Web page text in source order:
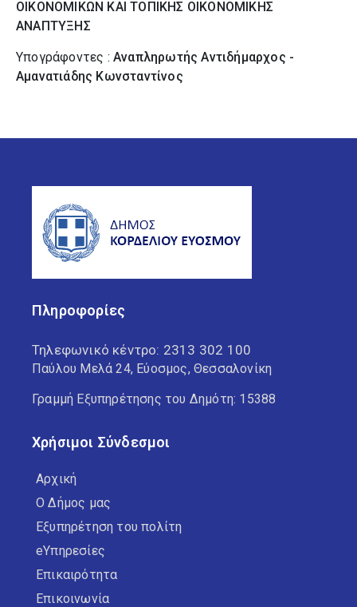
ΟΙΚΟΝΟΜΙΚΩΝ ΚΑΙ ΤΟΠΙΚΗΣ ΟΙΚΟΝΟΜΙΚΗΣ
ΑΝΑΠΤΥΞΗΣ
Υπογράφοντες : Αναπληρωτής Αντιδήμαρχος -
Αμανατιάδης Κωνσταντίνος
Πληροφορίες
Τηλεφωνικό κέντρο: 2313 302 100
Παύλου Μελά 24, Εύοσμος, Θεσσαλονίκη
Γραμμή Εξυπηρέτησης του Δημότη: 15388
Χρήσιμοι Σύνδεσμοι
Αρχική
Ο Δήμος μας
Εξυπηρέτηση του πολίτη
eΥπηρεσίες
Επικαιρότητα
Επικοινωνία